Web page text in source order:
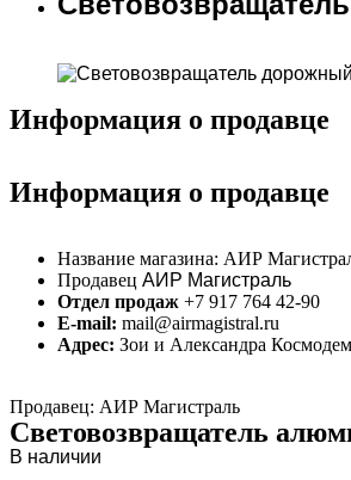
Информация о продавце
Информация о продавце
Название магазина: АИР
Продавец АИР Магистраль
Отдел продаж +7 917 764 42-90
E-mail: mail@airmagistral.ru
Адрес: Зои и Александра
Продавец: АИР Магистраль
Световозвращатель
В наличии